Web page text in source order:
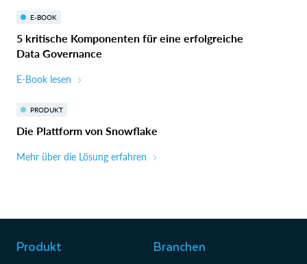
E-BOOK
5 kritische Komponenten für eine erfolgreiche
Data Governance
E-Book lesen
PRODUKT
Die Plattform von Snowflake
Mehr über die Lösung erfahren
Produkt Branchen